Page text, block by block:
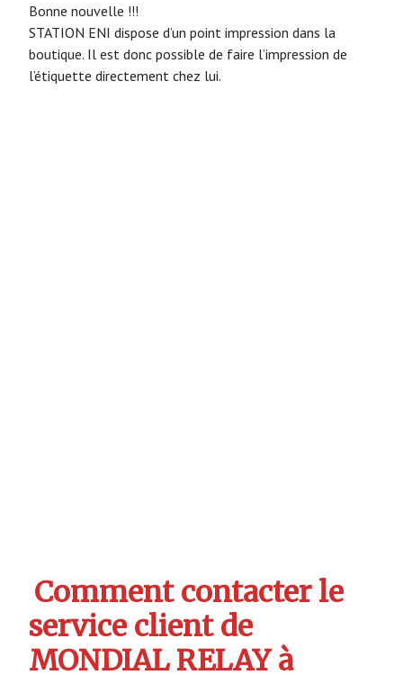
Bonne nouvelle !!!
STATION ENI dispose d’un point impression dans la
boutique. Il est donc possible de faire l’impression de
l’étiquette directement chez lui.
Comment contacter le
service client de
MONDIAL RELAY à